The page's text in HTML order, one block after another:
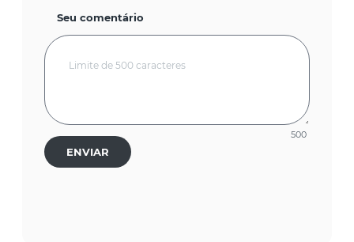
Seu comentário
500
ENVIAR